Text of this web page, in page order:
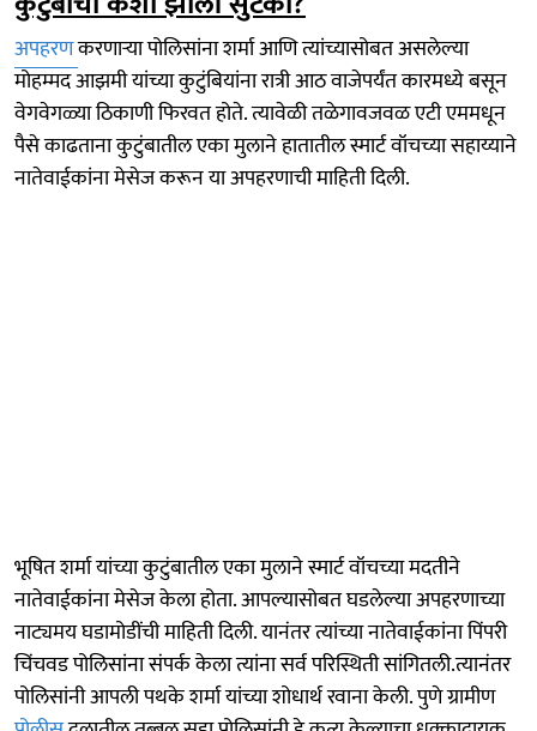
अपहरणकरणाऱ्या पोलिसांना शर्मा आणि त्यांच्यासोबत असलेल्या
मोहम्मद आझमी यांच्या कुटुंबियांना रात्री आठ वाजेपर्यंत कारमध्ये बसून
वेगवेगळ्या ठिकाणी फिरवत होते. त्यावेळी तळेगावजवळ एटी एममधून
पैसे काढताना कुटुंबातील एका मुलाने हातातील स्मार्ट वॉचच्या सहाय्याने
नातेवाईकांना मेसेज करून या अपहरणाची माहिती दिली.
भूषित शर्मा यांच्या कुटुंबातील एका मुलाने स्मार्ट वॉचच्या मदतीने
नातेवाईकांना मेसेज केला होता. आपल्यासोबत घडलेल्या अपहरणाच्या
नाट्यमय घडामोडींची माहिती दिली. यानंतर त्यांच्या नातेवाईकांना पिंपरी
चिंचवड पोलिसांना संपर्क केला त्यांना सर्व परिस्थिती सांगितली.त्यानंतर
पोलिसांनी आपली पथके शर्मा यांच्या शोधार्थ रवाना केली. पुणे ग्रामीण